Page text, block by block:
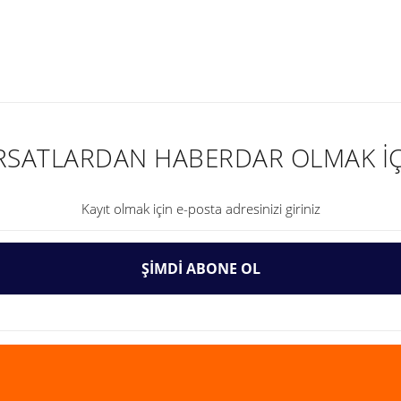
Gönder
HABERDAR OLMAK
ŞİMDİ ABONE OL